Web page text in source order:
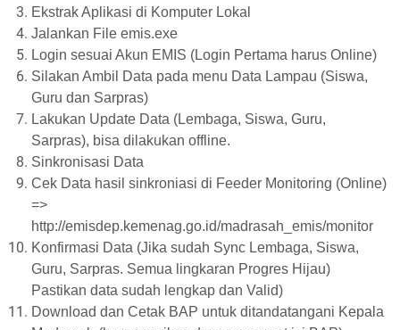
Ekstrak Aplikasi di Komputer Lokal
Jalankan File emis.exe
Login sesuai Akun EMIS (Login Pertama harus Online)
Silakan Ambil Data pada menu Data Lampau (Siswa,
Guru dan Sarpras)
Lakukan Update Data (Lembaga, Siswa, Guru,
Sarpras), bisa dilakukan offline.
Sinkronisasi Data
Cek Data hasil sinkroniasi di Feeder Monitoring (Online)
=>
http://emisdep.kemenag.go.id/madrasah_emis/monitor
Konfirmasi Data (Jika sudah Sync Lembaga, Siswa,
Guru, Sarpras. Semua lingkaran Progres Hijau)
Pastikan data sudah lengkap dan Valid)
Download dan Cetak BAP untuk ditandatangani Kepala